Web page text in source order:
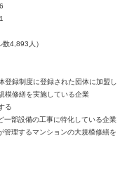
4,893人）
登録制度に登録された団体に加盟し
模修繕を実施している企業
る
一部設備の工事に特化している企業
管理するマンションの大規模修繕を